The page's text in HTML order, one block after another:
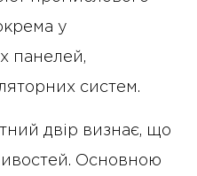
у
панелей,
систем.
двір визнає, що
Основною